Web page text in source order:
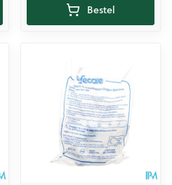
Bestel